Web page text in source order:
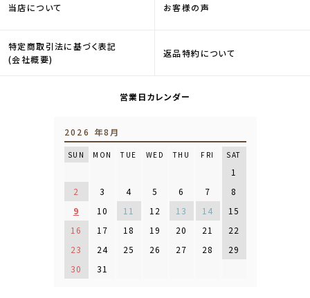
当店について お客様の声
特定商取引法に基づく表記
(会社概要)
返品特約について
営業日カレンダー
2026 年8月
SUN MON TUE WED THU FRI SAT
1
2
3 4 5 6 7
8
9
10 11 12 13 14
15
16
17 18 19 20 21
22
23
24 25 26 27 28
29
30
31